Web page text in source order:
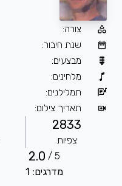
צורה:
שנת חיבור:
מבצעים:
מלחינים:
תמלילנים:
תאריך צילום:
2833
צפיות
5 /
2.0
מדרגים: 1